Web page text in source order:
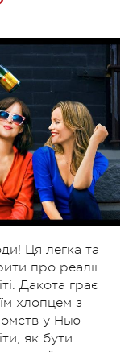
Ця легка та
про реалії
Дакота грає
хлопцем з
у Нью-
як бути